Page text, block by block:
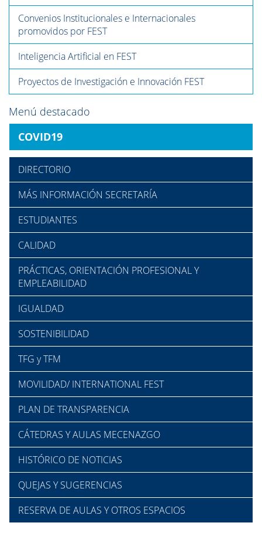
Convenios Institucionales e Internacionales
promovidos por FEST
Inteligencia Artificial en FEST
Proyectos de Investigación e Innovación FEST
Menú destacado
COVID19
DIRECTORIO
MÁS INFORMACIÓN SECRETARÍA
ESTUDIANTES
CALIDAD
PRÁCTICAS, ORIENTACIÓN PROFESIONAL Y
EMPLEABILIDAD
IGUALDAD
SOSTENIBILIDAD
TFG y TFM
MOVILIDAD/ INTERNATIONAL FEST
PLAN DE TRANSPARENCIA
CÁTEDRAS Y AULAS MECENAZGO
HISTÓRICO DE NOTICIAS
QUEJAS Y SUGERENCIAS
RESERVA DE AULAS Y OTROS ESPACIOS